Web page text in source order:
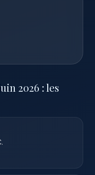
2026 : les